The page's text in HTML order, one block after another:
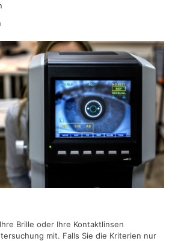
Brille oder Ihre Kontaktlinsen
mit. Falls Sie die Kriterien nur